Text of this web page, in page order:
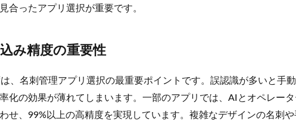
合ったアプリ選択が重要です。
み精度の重要性
、名刺管理アプリ選択の最重要ポイントです。誤認識が多いと手
化の効果が薄れてしまいます。一部のアプリでは、AIとオペレー
せ、99%以上の高精度を実現しています。複雑なデザインの名刺